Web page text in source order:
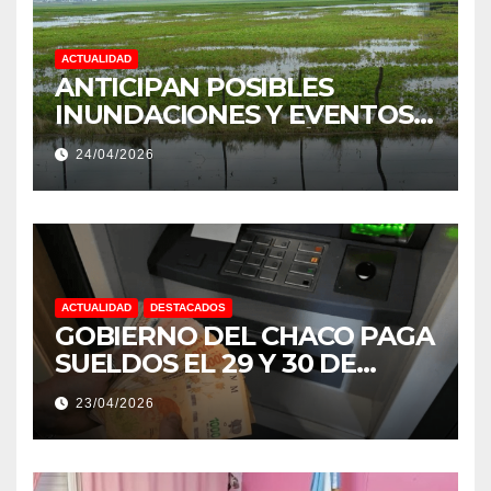
ACTUALIDAD
ANTICIPAN POSIBLES
INUNDACIONES Y EVENTOS
EXTREMOS: “PODRÍA SER UN
NIÑO MUY IMPORTANTE”
24/04/2026
ACTUALIDAD DESTACADOS
GOBIERNO DEL CHACO PAGA
SUELDOS EL 29 Y 30 DE
ABRIL, CON EL 2% DE
AUMENTO
23/04/2026